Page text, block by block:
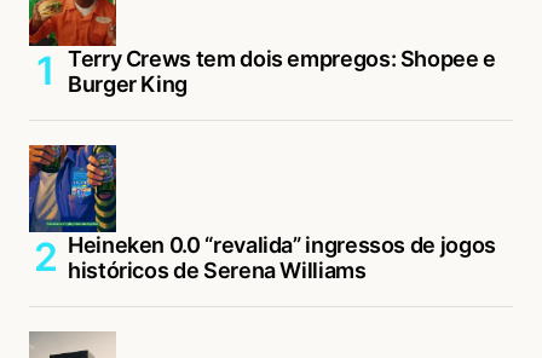
Terry Crews tem dois empregos: Shopee e
Burger King
Heineken 0.0 “revalida” ingressos de jogos
históricos de Serena Williams